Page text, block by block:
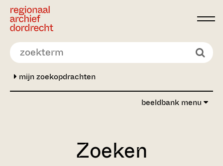
Ga direct naar de inhoud
mijn zoekopdrachten
beeldbank menu
Zoeken